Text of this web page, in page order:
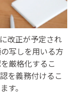
改正が予定され
写しを用いる方
厳格化するこ
を義務付けるこ
す。